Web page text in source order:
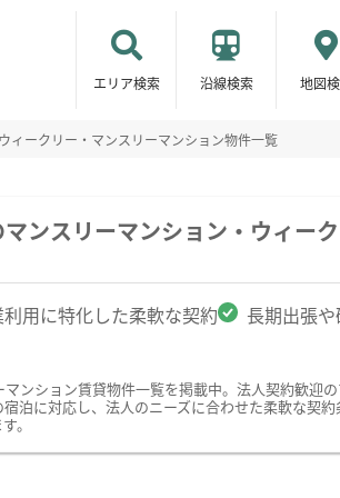
エリア検索 沿線検索 地図
ィークリー・マンスリーマンション物件一覧
ンスリーマンション・ウィー
用に特化した柔軟な契約 長期出張
ンション賃貸物件一覧を掲載中。法人契約歓迎
泊に対応し、法人のニーズに合わせた柔軟な契
。